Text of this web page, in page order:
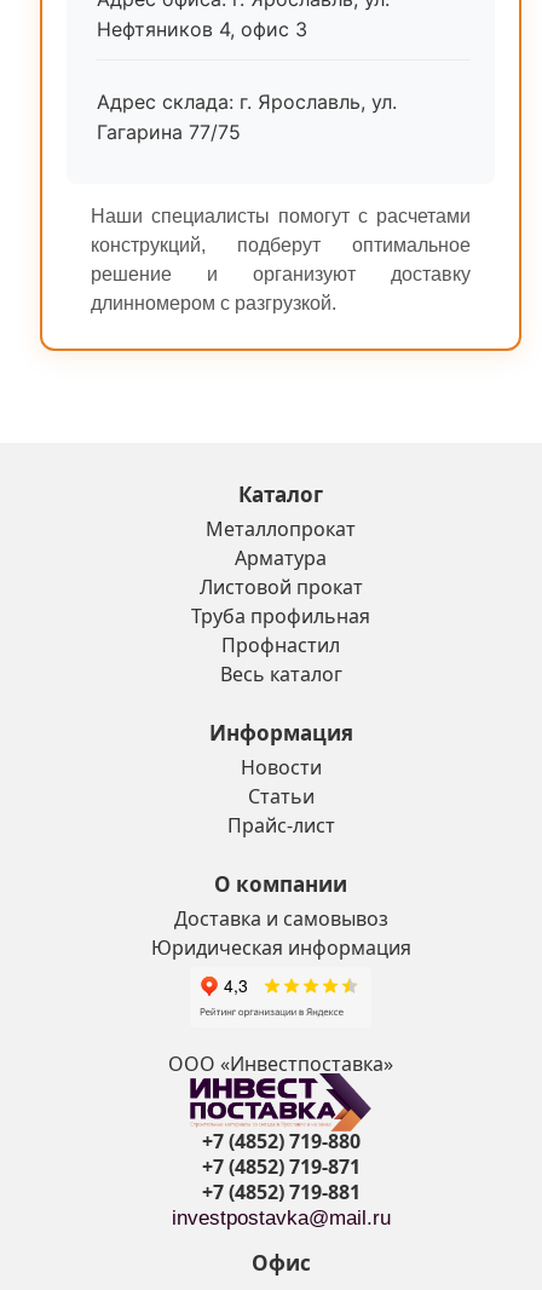
Нефтяников 4, офис 3
Адрес склада: г. Ярославль, ул.
Гагарина 77/75
Наши специалисты помогут с расчетами
конструкций, подберут оптимальное
решение и организуют доставку
длинномером с разгрузкой.
Каталог
Металлопрокат
Арматура
Листовой прокат
Труба профильная
Профнастил
Весь каталог
Информация
Новости
Статьи
Прайс-лист
О компании
Доставка и самовывоз
Юридическая информация
ООО «Инвестпоставка»
+7 (4852) 719-880
+7 (4852) 719-871
+7 (4852) 719-881
investpostavka@mail.ru
Офис